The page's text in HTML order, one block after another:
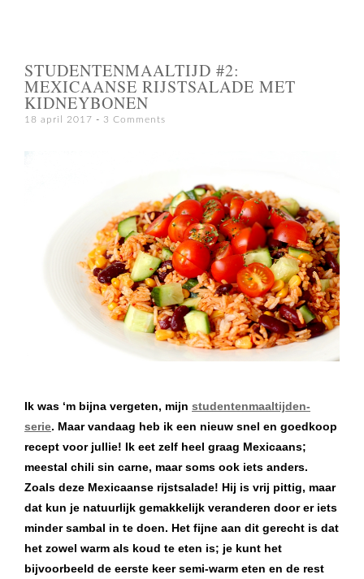
STUDENTENMAALTIJD #2:
MEXICAANSE RIJSTSALADE MET
KIDNEYBONEN
18 april 2017 3 Comments
Ik was ‘m bijna vergeten, mijn studentenmaaltijden-
serie. Maar vandaag heb ik een nieuw snel en goedkoop
recept voor jullie! Ik eet zelf heel graag Mexicaans;
meestal chili sin carne, maar soms ook iets anders.
Zoals deze Mexicaanse rijstsalade! Hij is vrij pittig, maar
dat kun je natuurlijk gemakkelijk veranderen door er iets
minder sambal in te doen. Het fijne aan dit gerecht is dat
het zowel warm als koud te eten is; je kunt het
bijvoorbeeld de eerste keer semi-warm eten en de rest